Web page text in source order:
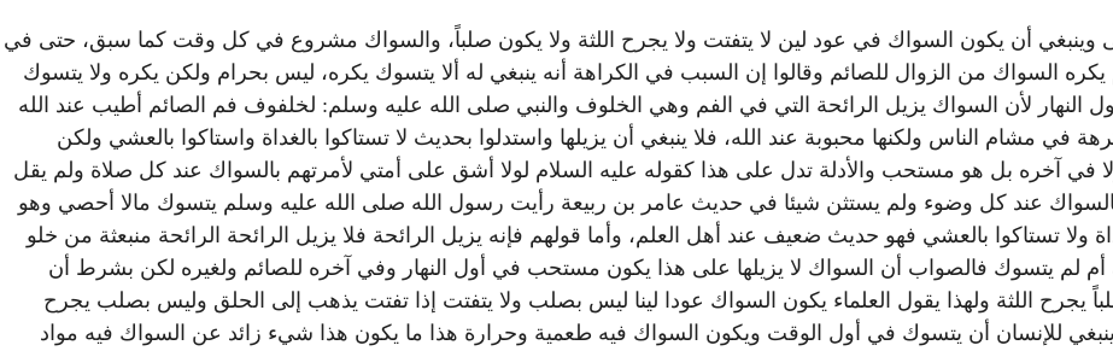
أن يكون السواك في عود لين لا يتفتت ولا يجرح اللثة ولا يكون صلباً، والسواك مشروع في كل وقت كما سبق، حتى في
يكره السواك من الزوال للصائم وقالوا إن السبب في الكراهة أنه ينبغي له ألا يتسوك يكره، ليس بحرام ولكن يكره ولا يتسوك
لأن السواك يزيل الرائحة التي في الفم وهي الخلوف والنبي صلى الله عليه وسلم: لخلفوف فم الصائم أطيب عند الله
الناس ولكنها محبوبة عند الله، فلا ينبغي أن يزيلها واستدلوا بحديث لا تستاكوا بالغداة واستاكوا بالعشي ولكن
ولا في آخره بل هو مستحب والأدلة تدل على هذا كقوله عليه السلام لولا أشق على أمتي لأمرتهم بالسواك عند كل صلاة ولم يقل
بالسواك عند كل وضوء ولم يستثن شيئا في حديث عامر بن ربيعة رأيت رسول الله صلى الله عليه وسلم يتسوك مالا أحصي وهو
ولا تستاكوا بالعشي فهو حديث ضعيف عند أهل العلم، وأما قولهم فإنه يزيل الرائحة فلا يزيل الرائحة الرائحة منبعثة من خلو
لم يتسوك فالصواب أن السواك لا يزيلها على هذا يكون مستحب في أول النهار وفي آخره للصائم ولغيره لكن بشرط أن
يجرح اللثة ولهذا يقول العلماء يكون السواك عودا لينا ليس بصلب ولا يتفتت إذا تفتت يذهب إلى الحلق وليس بصلب يجرح
ينبغي للإنسان أن يتسوك في أول الوقت ويكون السواك فيه طعمية وحرارة هذا ما يكون هذا شيء زائد عن السواك فيه مواد